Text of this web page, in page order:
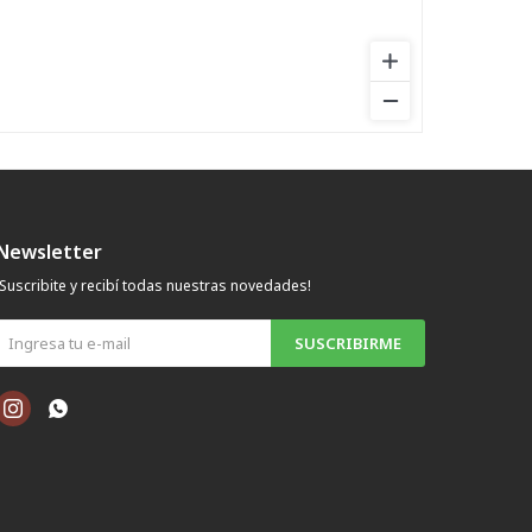
y recibí todas nuestras novedades!
SUSCRIBIRME
 